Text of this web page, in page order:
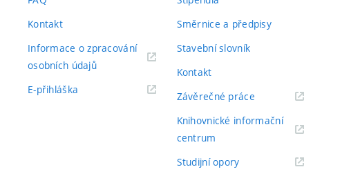
Kontakt
Informace o zpracování
osobních údajů(externí
E-přihláška
Směrnice a předpisy
Stavební slovník
Kontakt
Závěrečné práce(externí
Knihovnické informační
centrum
Studijní opory(externí